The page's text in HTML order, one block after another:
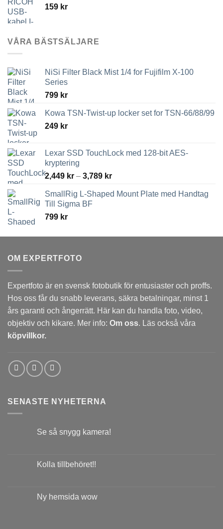
159 kr
VÅRA BÄSTSÄLJARE
NiSi Filter Black Mist 1/4 for Fujifilm X-100
Series
799 kr
Kowa TSN-Twist-up locker set for TSN-66/88/99
249 kr
Lexar SSD TouchLock med 128-bit AES-
kryptering
2,449 kr – 3,789 krPrisintervall:
till
SmallRig L-Shaped Mount Plate med Handtag
Till Sigma BF
799 kr
OM EXPERTFOTO
Expertfoto är en svensk fotobutik för entusiaster och proffs.
Hos oss får du snabb leverans, säkra betalningar, minst 1
års garanti och ångerrätt. Här kan du handla foto, video,
objektiv och kikare. Mer info: Om oss. Läs också våra
köpvillkor.
SENASTE NYHETERNA
Se så snygg kamera!
Kolla tillbehöret!!
Ny hemsida wow